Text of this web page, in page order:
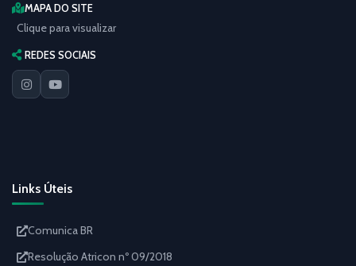
MAPA DO SITE
Clique para visualizar
REDES SOCIAIS
Links Úteis
Comunica BR
Resolução Atricon nº 09/2018